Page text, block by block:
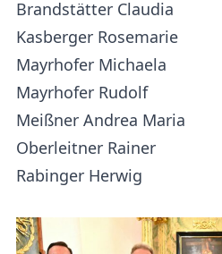
Brandstätter Claudia
Kasberger Rosemarie
Mayrhofer Michaela
Mayrhofer Rudolf
Meißner Andrea Maria
Oberleitner Rainer
Rabinger Herwig